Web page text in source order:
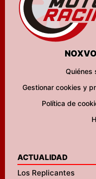
Quiénes
Gestionar cookies y
Política de
ACTUALIDAD
Los Replicantes